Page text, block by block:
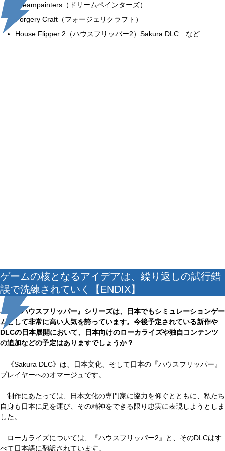
Dreampainters（ドリームペインターズ）
Forgery Craft（フォージェリクラフト）
House Flipper 2（ハウスフリッパー2）Sakura DLC など
ゲームの核となるアイデアは、繰り返しの試行錯
誤で洗練されていく【ENDIX】
――『ハウスフリッパー』シリーズは、日本でもシミュレーションゲー
ムとして非常に高い人気を誇っています。今後予定されている新作や
DLCの日本展開において、日本向けのローカライズや独自コンテンツ
の追加などの予定はありますでしょうか？
《Sakura DLC》は、日本文化、そして日本の『ハウスフリッパー』
プレイヤーへのオマージュです。
制作にあたっては、日本文化の専門家に協力を仰ぐとともに、私たち
自身も日本に足を運び、その精神をできる限り忠実に表現しようとしま
した。
ローカライズについては、『ハウスフリッパー2』と、そのDLCはす
べて日本語に翻訳されています。